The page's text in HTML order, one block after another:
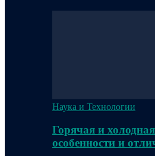
Наука и Технологии
Горячая и
особенности и